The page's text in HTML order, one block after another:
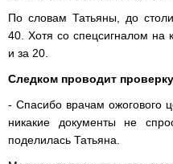
По словам Татьяны, до
40. Хотя со спецсигналом на
и за 20.
Следком проводит проверку
- Спасибо врачам
никакие документы не
поделилась Татьяна.